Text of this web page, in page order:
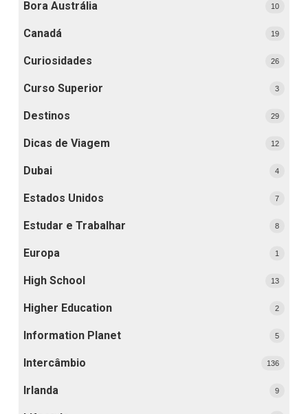
Bora Austrália 10
Canadá 19
Curiosidades 26
Curso Superior 3
Destinos 29
Dicas de Viagem 12
Dubai 4
Estados Unidos 7
Estudar e Trabalhar 8
Europa 1
High School 13
Higher Education 2
Information Planet 5
Intercâmbio 136
Irlanda 9